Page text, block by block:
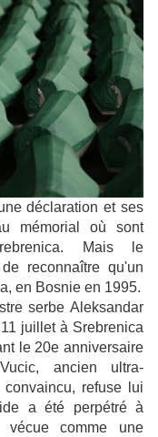
déclaration et ses
mémorial où sont
Mais le
reconnaître qu'un
en Bosnie en 1995.
serbe Aleksandar
juillet à Srebrenica
le 20e anniversaire
ancien ultra-
refuse lui
a été perpétré à
comme une